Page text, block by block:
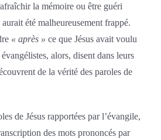
la mémoire ou être guéri
été malheureusement frappé.
« après » ce que Jésus avait voulu
alors, disent dans leurs
de la vérité des paroles de
de Jésus rapportées par l’évangile,
des mots prononcés par